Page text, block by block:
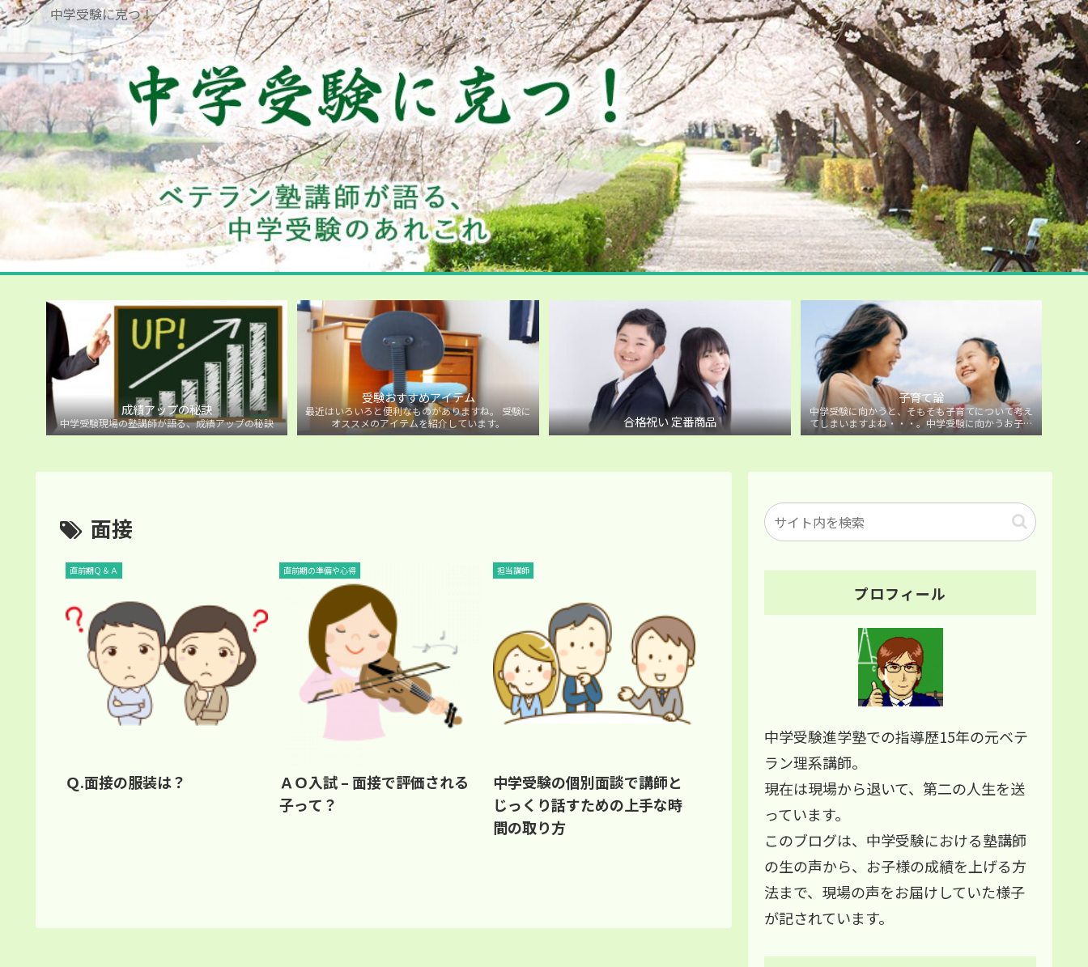
中学受験に克つ！
成績アップの秘訣
中学受験現場の塾講師が語る、成績アップの秘訣
受験おすすめアイテム
最近はいろいろと便利なものがありますね。 受験に
オススメのアイテムを紹介しています。
合格祝い 定番商品
子育て論
中学受験に向かうと、そもそも子育てについて考え
てしまいますよね・・・。中学受験に向かうお子様
を持つ保護者の方に向けた子育て論について。
面接
直前期Ｑ＆Ａ
Ｑ.面接の服装は？
直前期の準備や心得
ＡＯ入試 – 面接で評価される
子って？
担当講師
中学受験の個別面談で講師と
じっくり話すための上手な時
間の取り方
プロフィール
中学受験進学塾での指導歴15年の元ベテ
ラン理系講師。
現在は現場から退いて、第二の人生を送
っています。
このブログは、中学受験における塾講師
の生の声から、お子様の成績を上げる方
法まで、現場の声をお届けしていた様子
が記されています。